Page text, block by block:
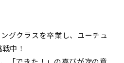
グクラスを卒業し、ユーチュ
中！